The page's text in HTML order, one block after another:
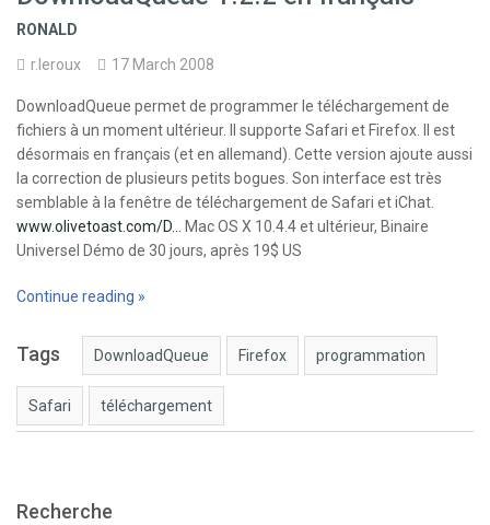
RONALD
r.leroux
17 March 2008
DownloadQueue permet de programmer le téléchargement de
fichiers à un moment ultérieur. Il supporte Safari et Firefox. Il est
désormais en français (et en allemand). Cette version ajoute aussi
la correction de plusieurs petits bogues. Son interface est très
semblable à la fenêtre de téléchargement de Safari et iChat.
www.olivetoast.com/D…
Mac OS X 10.4.4 et ultérieur, Binaire
Universel Démo de 30 jours, après 19$ US
Continue reading »
Tags DownloadQueue Firefox programmation
Safari téléchargement
Recherche